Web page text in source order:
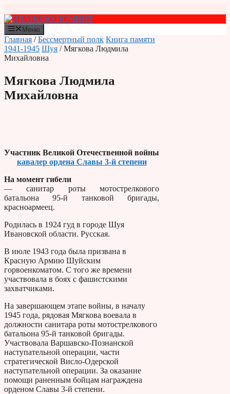
к
содержимому
Меню
Главная /Бессмертный полк Книга памяти
1941-1945 Шуя / Мягкова Людмила
Михайловна
Мягкова Людмила
Михайловна
Участник Великой Отечественной войны
кавалер ордена Славы 3-й степени
На момент гибели
— санитар роты мотострелкового
батальона 95-й танковой бригады,
красноармеец.
Родилась в 1924 гуд в городе Шуя
Ивановской области. Русская.
В июле 1943 года была призвана в
Красную Армию Шуйским
горвоенкоматом. С того же времени
участвовала в боях с фашистскими
захватчиками.
На завершающем этапе войны, в началу
1945 года, рядовая Мягкова воевала в
должности санитара роты мотострелкового
батальона 95-й танковой бригады.
Участвовала Варшавско-Познанской
наступательной операции, части
стратегической Висло-Одерской
наступательной операции. За оказание
помощи раненным бойцам награждена
орденом Славы 3-й степени.